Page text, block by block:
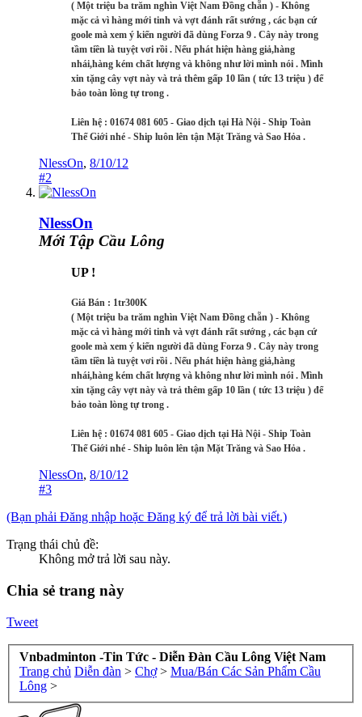
( Một triệu ba trăm nghìn Việt Nam Đồng chẵn ) - Không
mặc cả vì hàng mới tinh và vợt đánh rất sướng , các bạn cứ
goole mà xem ý kiến người đã dùng Forza 9 . Cây này trong
tầm tiền là tuyệt vơi rồi . Nếu phát hiện hàng giả,hàng
nhái,hàng kém chất lượng và không như lời mình nói . Mình
xin tặng cây vợt này và trả thêm gấp 10 lần ( tức 13 triệu ) để
bảo toàn lòng tự trong .
Liên hệ : 01674 081 605 - Giao dịch tại Hà Nội - Ship Toàn
Thế Giới nhé - Ship luôn lên tận Mặt Trăng và Sao Hỏa .
NlessOn, 8/10/12
#2
NlessOn
Mới Tập Cầu Lông
UP !
Giá Bán : 1tr300K
( Một triệu ba trăm nghìn Việt Nam Đồng chẵn ) - Không
mặc cả vì hàng mới tinh và vợt đánh rất sướng , các bạn cứ
goole mà xem ý kiến người đã dùng Forza 9 . Cây này trong
tầm tiền là tuyệt vơi rồi . Nếu phát hiện hàng giả,hàng
nhái,hàng kém chất lượng và không như lời mình nói . Mình
xin tặng cây vợt này và trả thêm gấp 10 lần ( tức 13 triệu ) để
bảo toàn lòng tự trong .
Liên hệ : 01674 081 605 - Giao dịch tại Hà Nội - Ship Toàn
Thế Giới nhé - Ship luôn lên tận Mặt Trăng và Sao Hỏa .
NlessOn, 8/10/12
#3
(Bạn phải Đăng nhập hoặc Đăng ký để trả lời bài viết.)
Trạng thái chủ đề:
Không mở trả lời sau này.
Chia sẻ trang này
Tweet
Vnbadminton -Tin Tức - Diễn Đàn Cầu Lông Việt Nam
Trang chủ Diễn đàn > Chợ > Mua/Bán Các Sản Phẩm Cầu
Lông >